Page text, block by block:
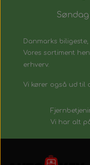
Danmarks
Vores sortiment
erhverv.
Vi kører også ud til
Vi har alt